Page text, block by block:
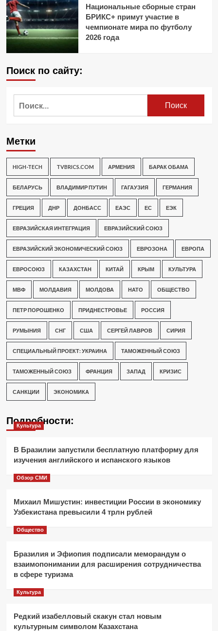
Национальные сборные стран
БРИКС+ примут участие в
чемпионате мира по футболу
2026 года
Поиск по сайту:
Метки
HIGH-TECH TVBRICS.COM АРМЕНИЯ БАРАК ОБАМА
БЕЛАРУСЬ ВЛАДИМИР ПУТИН ГАГАУЗИЯ ГЕРМАНИЯ
ГРЕЦИЯ ДНР ДОНБАСС ЕАЭС ЕС ЕЭК
ЕВРАЗИЙСКАЯ ИНТЕГРАЦИЯ ЕВРАЗИЙСКИЙ СОЮЗ
ЕВРАЗИЙСКИЙ ЭКОНОМИЧЕСКИЙ СОЮЗ ЕВРОЗОНА ЕВРОПА
ЕВРОСОЮЗ КАЗАХСТАН КИТАЙ КРЫМ КУЛЬТУРА
МВФ МОЛДАВИЯ МОЛДОВА НАТО ОБЩЕСТВО
ПЕТР ПОРОШЕНКО ПРИДНЕСТРОВЬЕ РОССИЯ
РУМЫНИЯ СНГ США СЕРГЕЙ ЛАВРОВ СИРИЯ
СПЕЦИАЛЬНЫЙ ПРОЕКТ: УКРАИНА ТАМОЖЕННЫЙ СОЮЗ
ТАМОЖЕННЫЙ СОЮЗ ФРАНЦИЯ ЗАПАД КРИЗИС
САНКЦИИ ЭКОНОМИКА
Подробности:
Культура
В Бразилии запустили бесплатную платформу для
изучения английского и испанского языков
Обзор СМИ
Михаил Мишустин: инвестиции России в экономику
Узбекистана превысили 4 трлн рублей
Общество
Бразилия и Эфиопия подписали меморандум о
взаимопонимании для расширения сотрудничества
в сфере туризма
Культура
Редкий изабелловый скакун стал новым
культурным символом Казахстана